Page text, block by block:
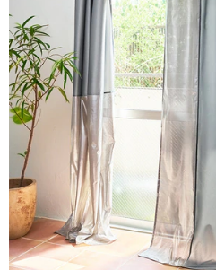
照明
内装用建材
ロートアイアン
メンテナンス・ 施工材
横浜スマートショールー
ム
修理お問い合わせ
説明書・図面検索
お役立ち情報
ミラタップチャンネル
自分らしい家づくり
SUVACO